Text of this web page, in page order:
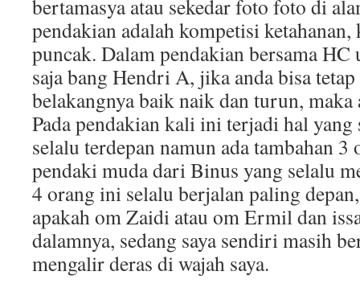
bertamasya atau sekedar foto foto di
pendakian adalah kompetisi ketahanan,
puncak. Dalam pendakian bersama HC
saja bang Hendri A, jika anda bisa
belakangnya baik naik dan turun,
Pada pendakian kali ini terjadi hal yang
selalu terdepan namun ada tambahan
pendaki muda dari Binus yang selalu
4 orang ini selalu berjalan paling
apakah om Zaidi atau om Ermil dan
dalamnya, sedang saya sendiri masih
mengalir deras di wajah saya.